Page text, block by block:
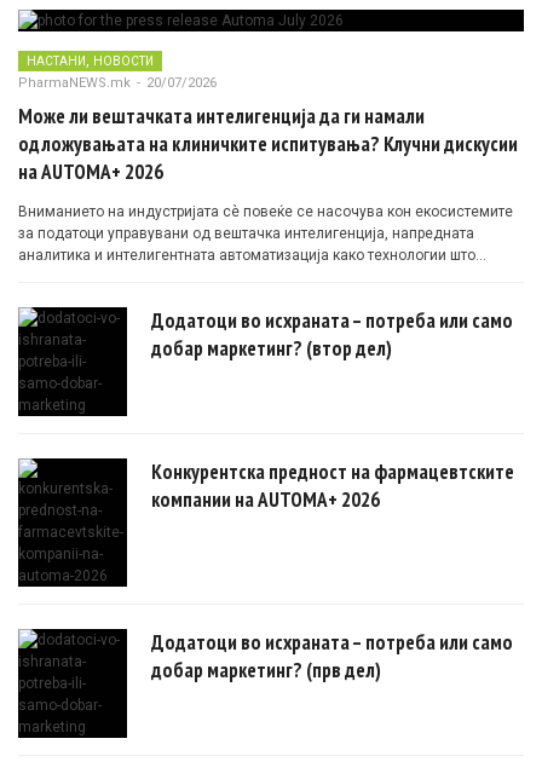
НАСТАНИ, НОВОСТИ
PharmaNEWS.mk - 20/07/2026
Може ли вештачката интелигенција да ги намали
одложувањата на клиничките испитувања? Клучни дискусии
на AUTOMA+ 2026
Вниманието на индустријата сè повеќе се насочува кон екосистемите
за податоци управувани од вештачка интелигенција, напредната
аналитика и интелигентната автоматизација како технологии што
Додатоци во исхраната – потреба или само
добар маркетинг? (втор дел)
Конкурентска предност на фармацевтските
компании на AUTOMA+ 2026
Додатоци во исхраната – потреба или само
добар маркетинг? (прв дел)